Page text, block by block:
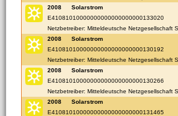
2008
Solarstrom
E41081010000000000000000000133020
Netzbetreiber: Mitteldeutsche Netzgesellschaft
2008
Solarstrom
E41081010000000000000000000130192
Netzbetreiber: Mitteldeutsche Netzgesellschaft
2008
Solarstrom
E41081010000000000000000000130266
Netzbetreiber: Mitteldeutsche Netzgesellschaft
2008
Solarstrom
E41081010000000000000000000131465